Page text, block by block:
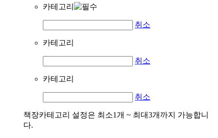
카테고리
취소
카테고리
취소
카테고리
취소
책장카테고리 설정은 최소1개 ~ 최대3개까지 가능합니
다.